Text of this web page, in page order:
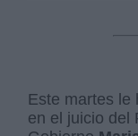
Este martes le
en el juicio del